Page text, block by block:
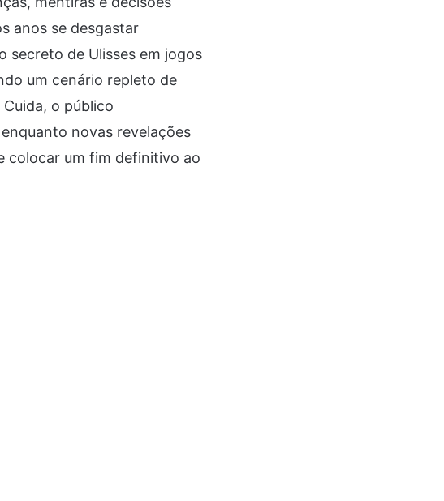
anos se desgastar
secreto de Ulisses em jogos
um cenário repleto de
o público
novas revelações
colocar um fim definitivo ao